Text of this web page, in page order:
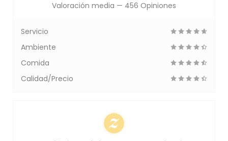
Valoración media — 456 Opiniones
Servicio
Ambiente
Comida
Calidad/Precio